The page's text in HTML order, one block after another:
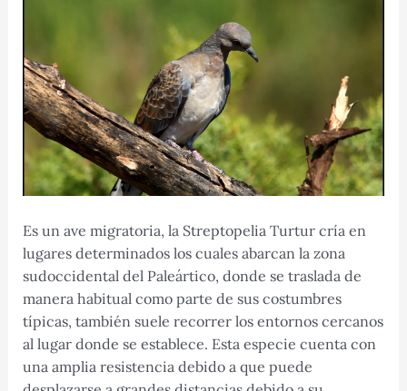
Es un ave migratoria, la Streptopelia Turtur cría en
lugares determinados los cuales abarcan la zona
sudoccidental del Paleártico, donde se traslada de
manera habitual como parte de sus costumbres
típicas, también suele recorrer los entornos cercanos
al lugar donde se establece. Esta especie cuenta con
una amplia resistencia debido a que puede